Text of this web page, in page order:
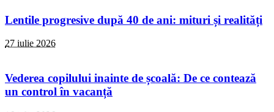
Lentile progresive după 40 de ani: mituri și realități
27 iulie 2026
Vederea copilului inainte de școală: De ce contează
un control în vacanță